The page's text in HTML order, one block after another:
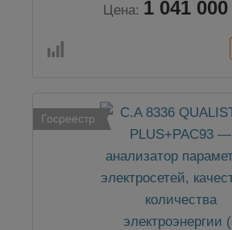
Цена: 1 041 000
Госреестр